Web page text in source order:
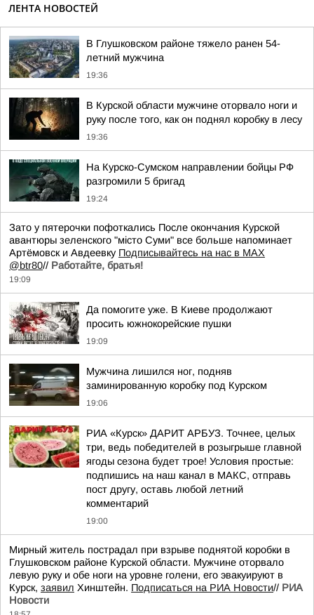
ЛЕНТА НОВОСТЕЙ
В Глушковском районе тяжело ранен 54-
летний мужчина
19:36
В Курской области мужчине оторвало ноги и
руку после того, как он поднял коробку в лесу
19:36
На Курско-Сумском направлении бойцы РФ
разгромили 5 бригад
19:24
Зато у пятерочки пофоткались После окончания Курской
авантюры зеленского "мiсто Суми" все больше напоминает
Артёмовск и Авдеевку Подписывайтесь на нас в MAX
@btr80// Работайте, братья!
19:09
Да помогите уже. В Киеве продолжают
просить южнокорейские пушки
19:09
Мужчина лишился ног, подняв
заминированную коробку под Курском
19:06
РИА «Курск» ДАРИТ АРБУЗ. Точнее, целых
три, ведь победителей в розыгрыше главной
ягоды сезона будет трое! Условия простые:
подпишись на наш канал в МАКС, отправь
пост другу, оставь любой летний
комментарий
19:00
Мирный житель пострадал при взрыве поднятой коробки в
Глушковском районе Курской области. Мужчине оторвало
левую руку и обе ноги на уровне голени, его эвакуируют в
Курск, заявил Хинштейн. Подписаться на РИА Новости// РИА
Новости